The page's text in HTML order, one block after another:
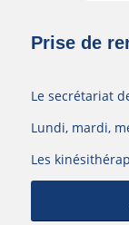
Prise de
Le secrétariat
Lundi, mardi,
Les